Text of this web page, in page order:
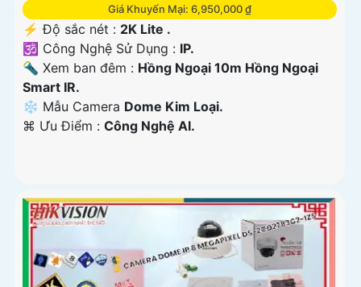
Giá Khuyến Mại: 6,950,000 ₫
️⚡ Độ sắc nét : 2K Lite .
🕉️ Công Nghệ Sử Dụng : IP.
🔦 Xem ban đêm : Hồng Ngoại 10m Hồng Ngoại
Smart IR.
❄ Mẫu Camera Dome Kim Loại.
️⌘ Ưu Điểm : Công Nghệ AI.